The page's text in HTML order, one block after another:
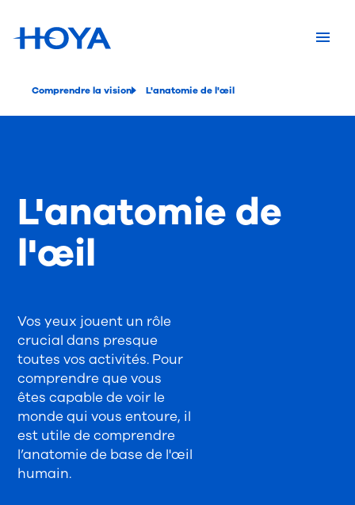
Comprendre la vision L'anatomie de l'œil
Vos yeux jouent un rôle
crucial dans presque
toutes vos activités. Pour
comprendre que vous
êtes capable de voir le
monde qui vous entoure, il
est utile de comprendre
l’anatomie de base de l'œil
humain.
L'anatomie de
l'œil